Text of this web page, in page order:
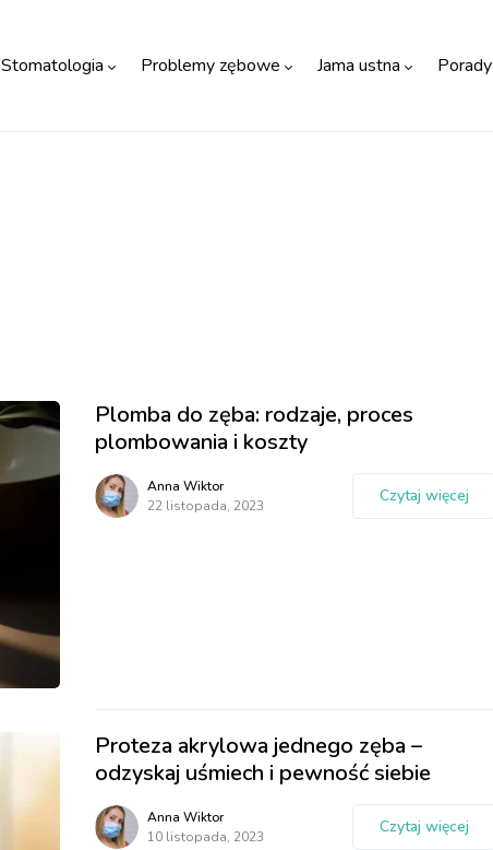
Stomatologia Problemy zębowe Jama ustna Porady
Plomba do zęba: rodzaje, proces
plombowania i koszty
Anna Wiktor
22 listopada, 2023
Czytaj więcej
Proteza akrylowa jednego zęba –
odzyskaj uśmiech i pewność siebie
Anna Wiktor
10 listopada, 2023
Czytaj więcej